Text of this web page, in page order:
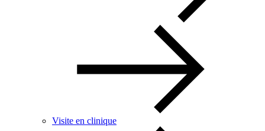
Visite en clinique